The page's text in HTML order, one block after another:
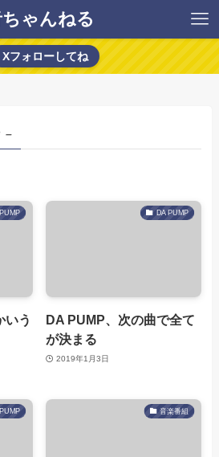
ゃんねる
Xフォローしてね
–
いう
DA PUMP
DA PUMP、次の曲で全て
が決まる
2019年1月3日
音楽番組